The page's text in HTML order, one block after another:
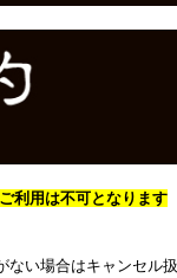
利用は不可となります
い場合はキャンセル